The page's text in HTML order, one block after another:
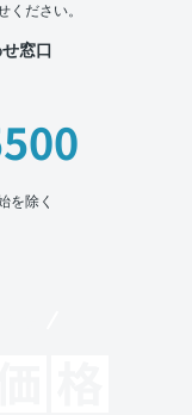
ださい。
窓口
を除く